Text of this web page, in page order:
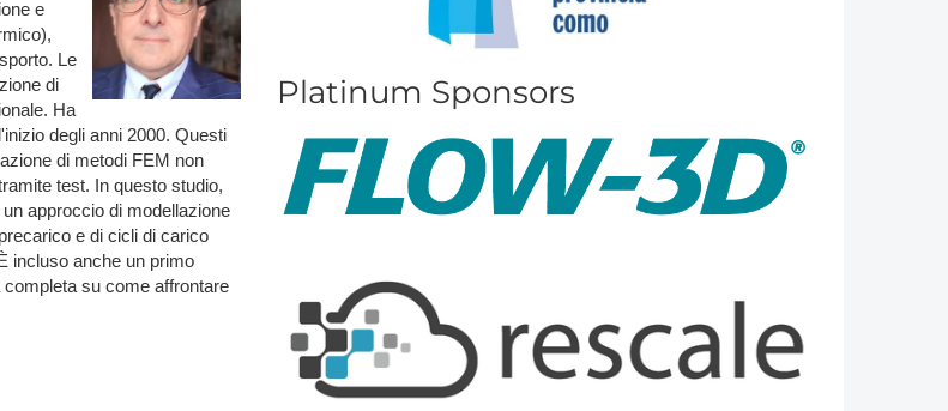
e
Le
di
Ha
degli anni 2000. Questi
di metodi FEM non
test. In questo studio,
approccio di modellazione
e di cicli di carico
incluso anche un primo
su come affrontare
P​latinum Sponsors